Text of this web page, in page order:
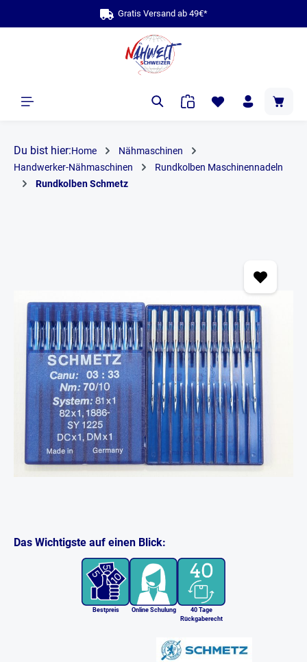
Gratis Versand ab 49€*
Du bist hier:Home
Nähmaschinen
Handwerker-Nähmaschinen
Rundkolben Maschinennadeln
Rundkolben Schmetz
Das Wichtigste auf einen Blick:
Bestpreis Online Schulung
40 Tage
Rückgaberecht